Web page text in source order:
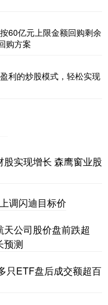
60亿元上限金额回购剩余
购方案
利的炒股模式，轻松实现
实现增长 森鹰窗业股
调闪迪目标价
公司股价盘前跌超
预测
只ETF盘后成交额超百